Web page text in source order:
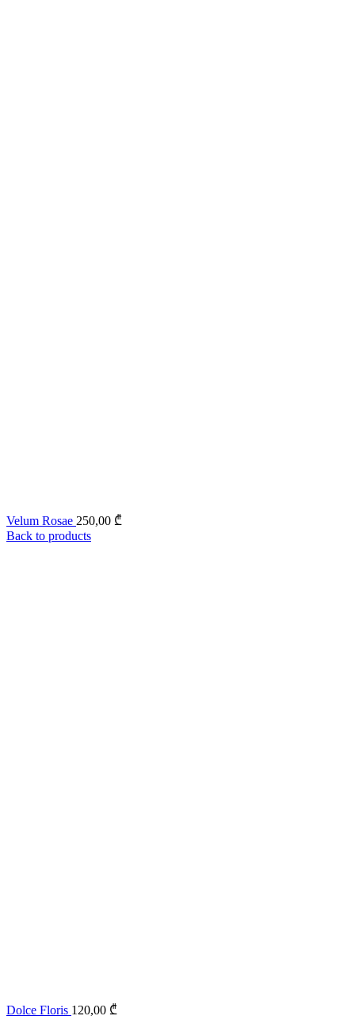
Velum Rosae 250,00 ₾
Back to products
Dolce Floris 120,00 ₾